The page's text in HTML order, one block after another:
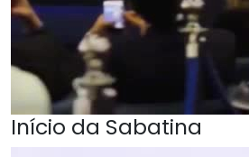
Início da Sabatina